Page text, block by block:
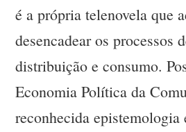
é a própria telenovela que
desencadear os processos
distribuição e consumo.
Economia Política da
reconhecida epistemologia